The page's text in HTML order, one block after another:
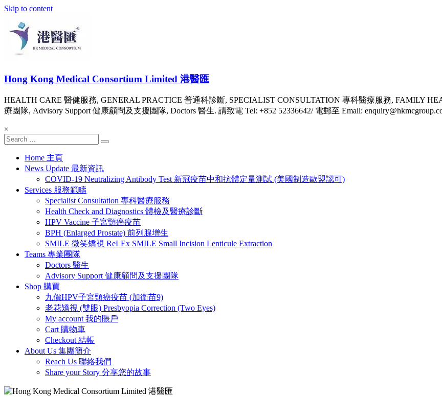
Skip to content
Hong Kong Medical Consortium Limited 港醫匯
HEALTH CARE 醫健服務, GENERAL PRACTICE 普通科診斷, SPECIALIST CONSULTATION 專科醫療服務, FAMILY
療團隊, Advisory Support 健康顧問及支援團隊, Doctors 醫生. 請致電 Tel: +852 52336642/ 電郵至 Email:
×
Home 主頁
News Update 最新資訊
COVID-19 Neutralizing Antibody Test 新冠疫苗中和抗體定量測試 (美國制造歐盟認可)
Services 服務範疇
Specialist Consultation 專科醫療服務
Health Check and Diagnostics 體檢及醫療診斷
HPV Vaccine 子宮頸癌疫苗
BPH (Enlarged Prostate) 前列腺增生
SMILE 微笑矯視 ReLEx SMILE Small Incision Lenticule Extraction
Teams 專業團隊
Doctors 醫生
Advisory Support 健康顧問及支援團隊
Shop 購買
九價HPV子宮頸癌疫苗 (加衛苗9)
老花矯視 (雙眼) Presbyopia Correction (Two Eyes)
My account 我的賬戶
Cart 購物車
Checkout 結帳
About Us 集團簡介
Reach Us 聯絡我們
Share your Story 分享您的故事